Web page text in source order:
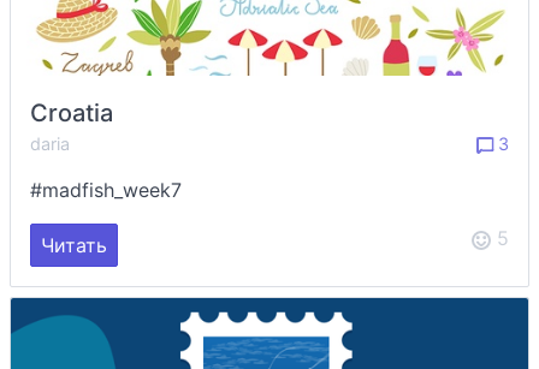
Croatia
daria 3
#madfish_week7
Читать 5